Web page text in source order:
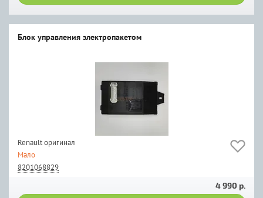
Блок управления электропакетом
Renault оригинал
Мало
8201068829
4 990 р.